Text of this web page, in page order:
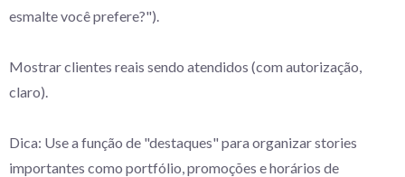
esmalte você prefere?").
Mostrar clientes reais sendo atendidos (com autorização,
claro).
Dica: Use a função de "destaques" para organizar stories
importantes como portfólio, promoções e horários de